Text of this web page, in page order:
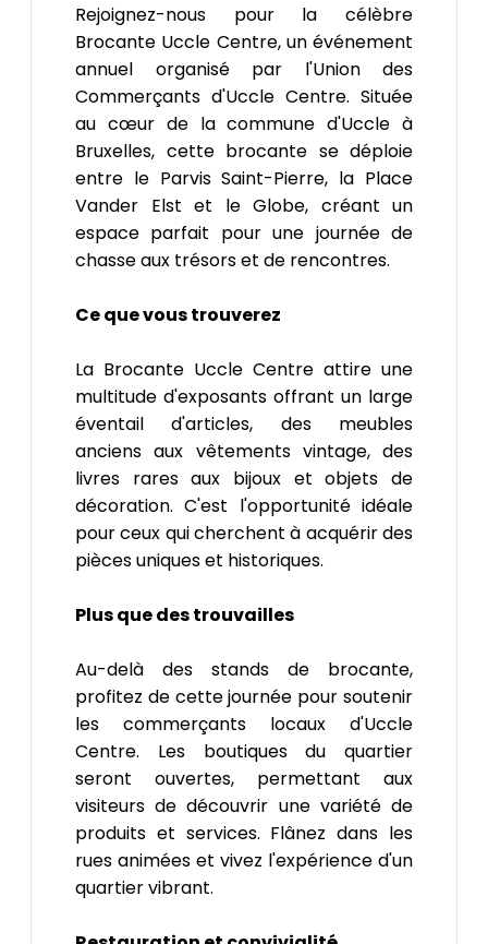
Rejoignez-nous pour la célèbre
Brocante Uccle Centre, un événement
annuel organisé par l'Union des
Commerçants d'Uccle Centre. Située
au cœur de la commune d'Uccle à
Bruxelles, cette brocante se déploie
entre le Parvis Saint-Pierre, la Place
Vander Elst et le Globe, créant un
espace parfait pour une journée de
chasse aux trésors et de rencontres.
Ce que vous trouverez
La Brocante Uccle Centre attire une
multitude d'exposants offrant un large
éventail d'articles, des meubles
anciens aux vêtements vintage, des
livres rares aux bijoux et objets de
décoration. C'est l'opportunité idéale
pour ceux qui cherchent à acquérir des
pièces uniques et historiques.
Plus que des trouvailles
Au-delà des stands de brocante,
profitez de cette journée pour soutenir
les commerçants locaux d'Uccle
Centre. Les boutiques du quartier
seront ouvertes, permettant aux
visiteurs de découvrir une variété de
produits et services. Flânez dans les
rues animées et vivez l'expérience d'un
quartier vibrant.